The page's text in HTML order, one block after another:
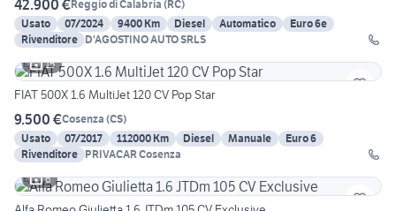
42.900 €Reggio di Calabria (RC)
Usato
07/2024 9400 Km Diesel Automatico
Euro 6e
Rivenditore D'AGOSTINO AUTO SRLS
15
FIAT 500X 1.6 MultiJet 120 CV Pop Star
9.500 €Cosenza (CS)
Usato
07/2017 112000 Km Diesel Manuale
Euro 6
Rivenditore PRIVACAR Cosenza
6